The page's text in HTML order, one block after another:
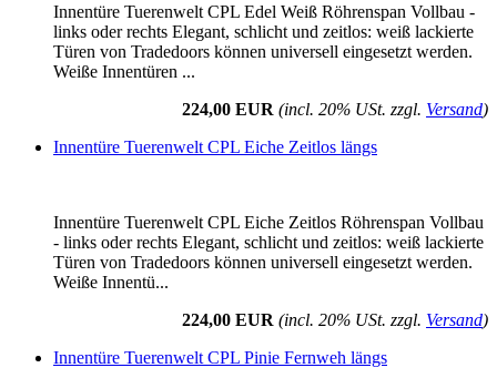
Innentüre Tuerenwelt CPL Edel Weiß Röhrenspan Vollbau -
links oder rechts Elegant, schlicht und zeitlos: weiß lackierte
Türen von Tradedoors können universell eingesetzt werden.
Weiße Innentüren ...
224,00 EUR (incl. 20% USt. zzgl. Versand)
Innentüre Tuerenwelt CPL Eiche Zeitlos längs
Innentüre Tuerenwelt CPL Eiche Zeitlos Röhrenspan Vollbau
- links oder rechts Elegant, schlicht und zeitlos: weiß lackierte
Türen von Tradedoors können universell eingesetzt werden.
Weiße Innentü...
224,00 EUR (incl. 20% USt. zzgl. Versand)
Innentüre Tuerenwelt CPL Pinie Fernweh längs